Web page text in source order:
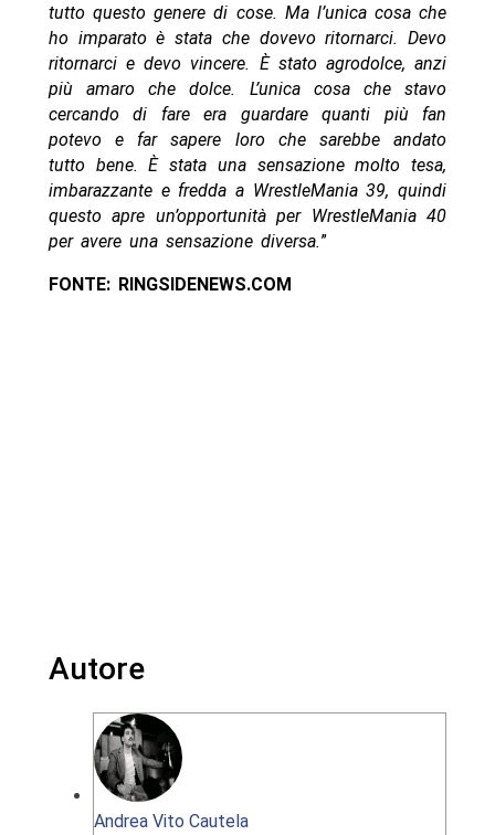
tutto questo genere di cose. Ma l’unica cosa che
ho imparato è stata che dovevo ritornarci. Devo
ritornarci e devo vincere. È stato agrodolce, anzi
più amaro che dolce. L’unica cosa che stavo
cercando di fare era guardare quanti più fan
potevo e far sapere loro che sarebbe andato
tutto bene. È stata una sensazione molto tesa,
imbarazzante e fredda a WrestleMania 39, quindi
questo apre un’opportunità per WrestleMania 40
per avere una sensazione diversa.”
FONTE: RINGSIDENEWS.COM
Autore
Andrea Vito Cautela